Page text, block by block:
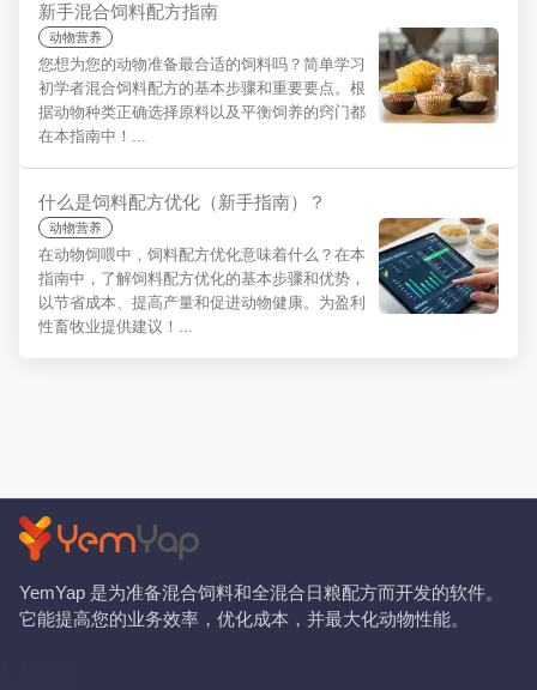
新手混合饲料配方指南
动物营养
您想为您的动物准备最合适的饲料吗？简单学习
初学者混合饲料配方的基本步骤和重要要点。根
据动物种类正确选择原料以及平衡饲养的窍门都
在本指南中！...
什么是饲料配方优化（新手指南）？
动物营养
在动物饲喂中，饲料配方优化意味着什么？在本
指南中，了解饲料配方优化的基本步骤和优势，
以节省成本、提高产量和促进动物健康。为盈利
性畜牧业提供建议！...
YemYap 是为准备混合饲料和全混合日粮配方而开发的软件。
它能提高您的业务效率，优化成本，并最大化动物性能。